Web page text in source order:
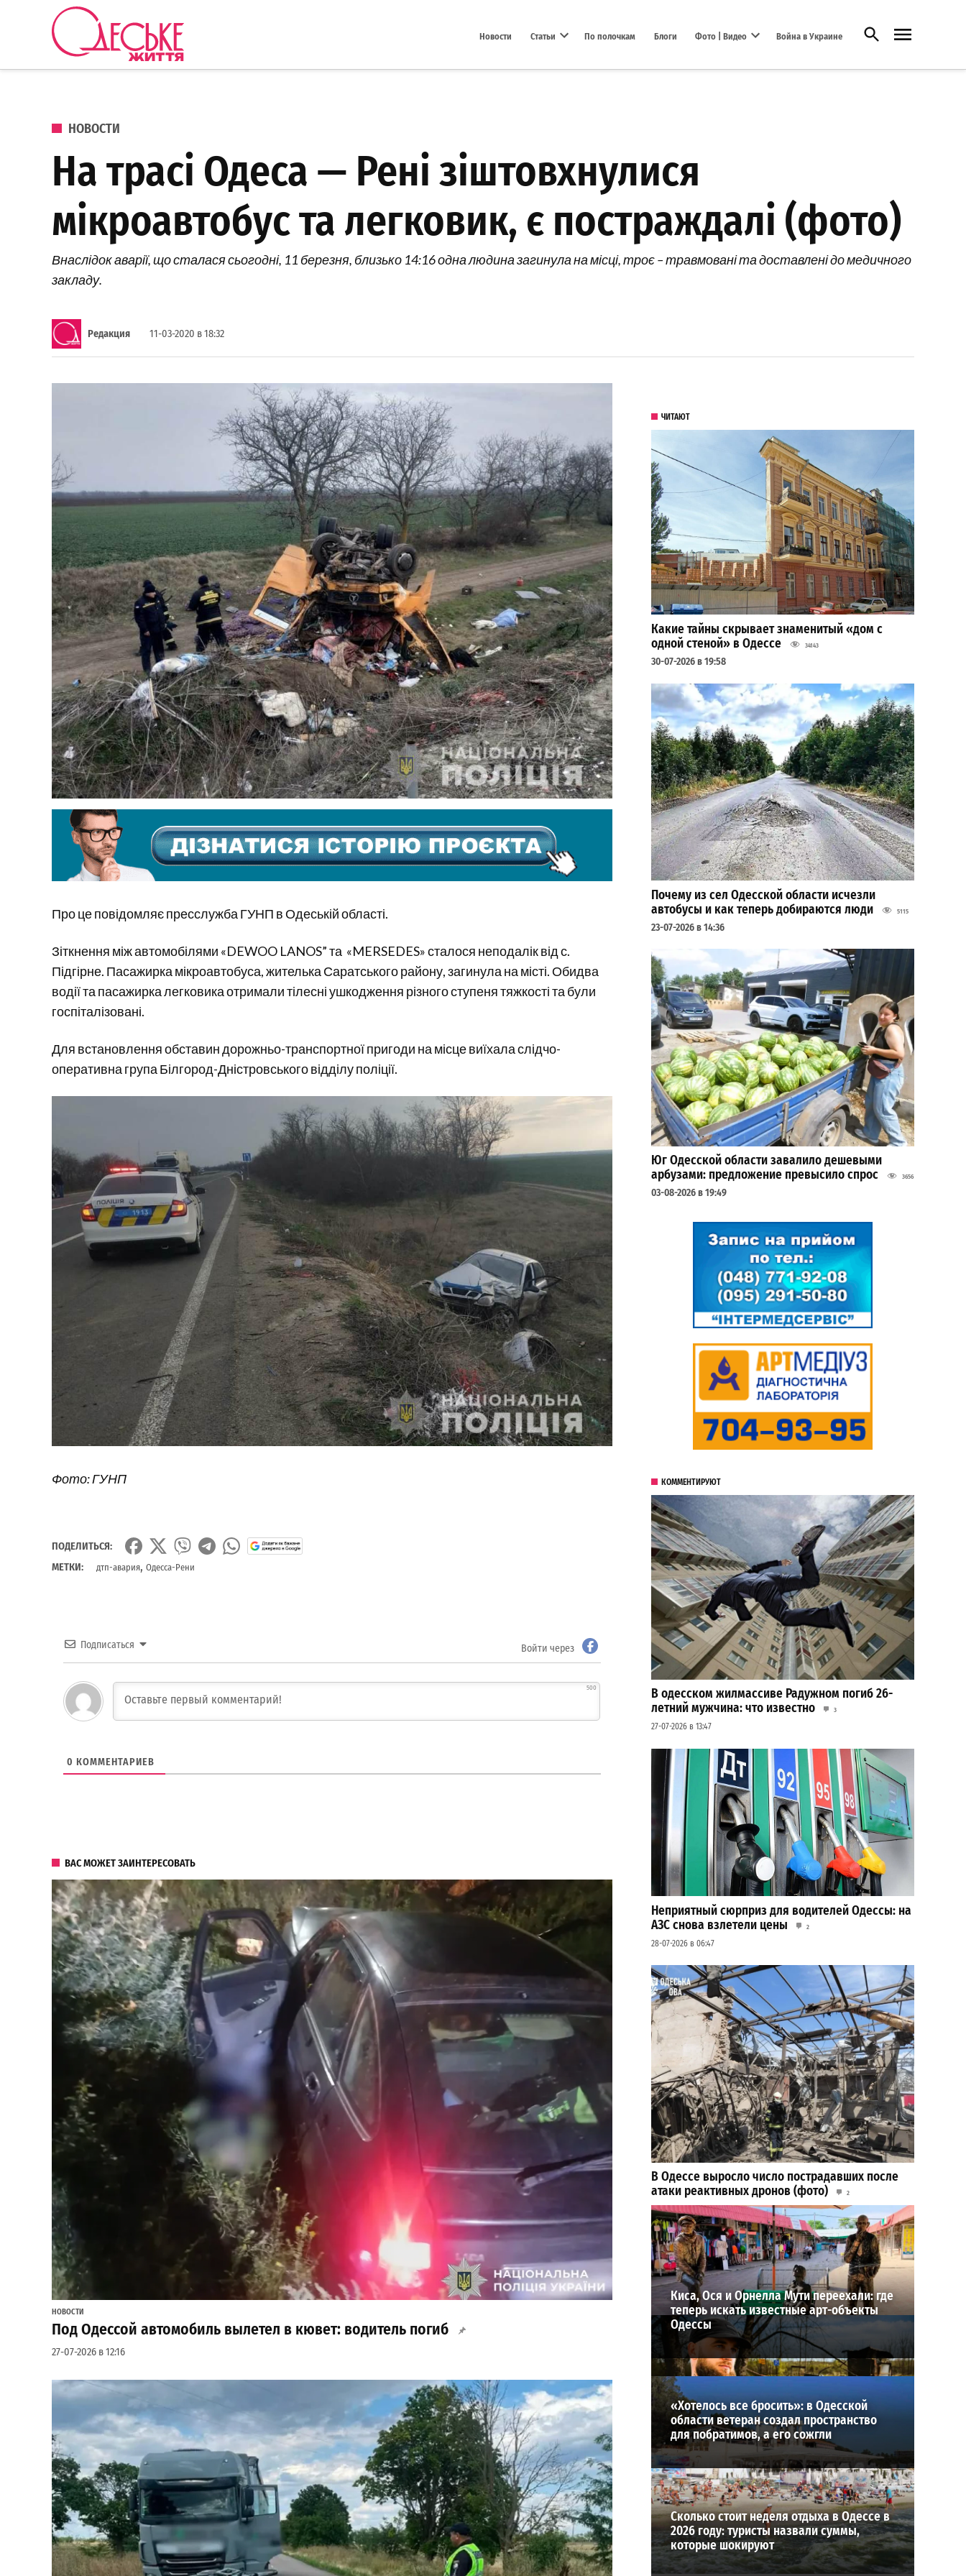
Перейти к содержанию
Новости Статьи По полочкам Блоги Фото | Видео Война в Украине Открыть поиск
ОПУБЛИКОВАНО В
НОВОСТИ
На трасі Одеса — Рені зіштовхнулися
мікроавтобус та легковик, є постраждалі (фото)
Внаслідок аварії, що сталася сьогодні, 11 березня, близько 14:16 одна людина загинула на місці, троє – травмовані та доставлені до медичного
закладу.
Редакция 11-03-2020 в 18:32
Про це повідомляє пресслужба ГУНП в Одеській області.
Зіткнення між автомобілями «DEWOO LANOS” та «MERSEDES» сталося неподалік від с.
Підгірне. Пасажирка мікроавтобуса, жителька Саратського району, загинула на місті. Обидва
водії та пасажирка легковика отримали тілесні ушкодження різного ступеня тяжкості та були
госпіталізовані.
Для встановлення обставин дорожньо-транспортної пригоди на місце виїхала слідчо-
оперативна група Білгород-Дністровського відділу поліції.
Фото: ГУНП
ПОДЕЛИТЬСЯ:
МЕТКИ:
дтп-авария, Одесса-Рени
Подписаться Войти через
500
0 КОММЕНТАРИЕВ
ВАС МОЖЕТ ЗАИНТЕРЕСОВАТЬ
НОВОСТИ
Под Одессой автомобиль вылетел в кювет: водитель погиб
27-07-2026 в 12:16
ЧИТАЮТ
Какие тайны скрывает знаменитый «дом с
одной стеной» в Одессе
34143
30-07-2026 в 19:58
Почему из сел Одесской области исчезли
автобусы и как теперь добираются люди
5115
23-07-2026 в 14:36
Юг Одесской области завалило дешевыми
арбузами: предложение превысило спрос
3656
03-08-2026 в 19:49
КОММЕНТИРУЮТ
В одесском жилмассиве Радужном погиб 26-
летний мужчина: что известно
3
27-07-2026 в 13:47
Неприятный сюрприз для водителей Одессы: на
АЗС снова взлетели цены
2
28-07-2026 в 06:47
В Одессе выросло число пострадавших после
атаки реактивных дронов (фото)
2
24-07-2026 в 14:29
ВИБОР РЕДАКЦИИ
Киса, Ося и Орнелла Мути переехали: где
теперь искать известные арт-объекты
Одессы
«Хотелось все бросить»: в Одесской
области ветеран создал пространство
для побратимов, а его сожгли
Сколько стоит неделя отдыха в Одессе в
2026 году: туристы назвали суммы,
которые шокируют